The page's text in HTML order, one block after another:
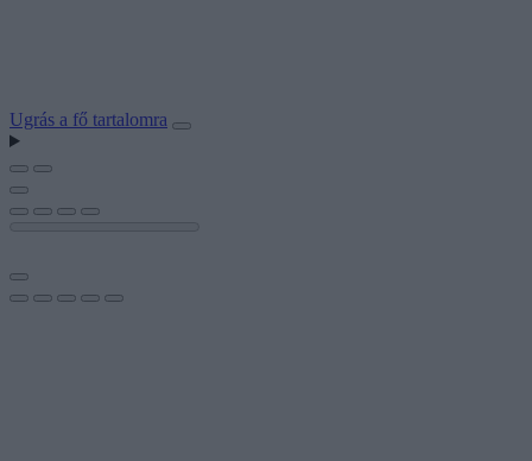
Ugrás a fő tartalomra